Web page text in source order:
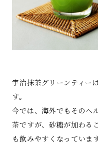
宇治抹茶グリーンティー
す。
今では、海外でもそのヘ
茶ですが、砂糖が加わる
も飲みやすくなっています